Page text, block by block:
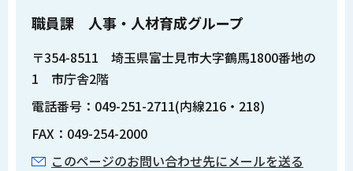
職員課 人事・人材育成グループ
〒354-8511 埼玉県富士見市大字鶴馬1800番地の
1 市庁舎2階
電話番号：049-251-2711(内線216・218)
FAX：049-254-2000
このページのお問い合わせ先にメールを送る